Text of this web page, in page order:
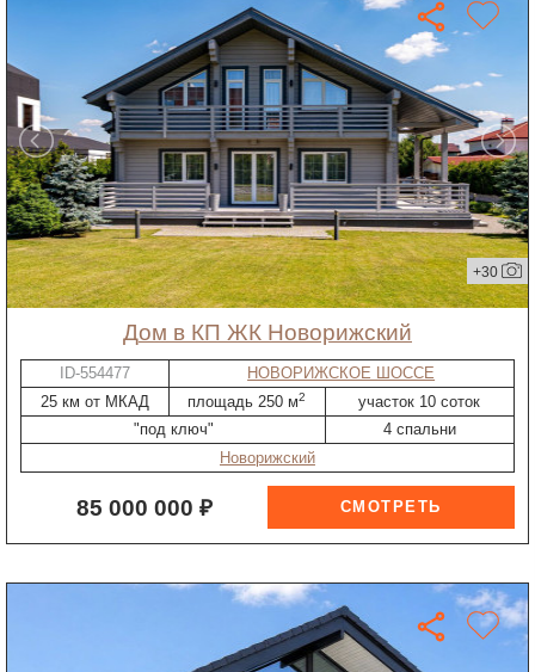
+30
дом в КП ЖК Новорижский
ID-554477
НОВОРИЖСКОЕ ШОССЕ
25 км от МКАД
площадь 250 м2
участок 10 соток
"под ключ"
4 спальни
Новорижский
85 000 000 ₽